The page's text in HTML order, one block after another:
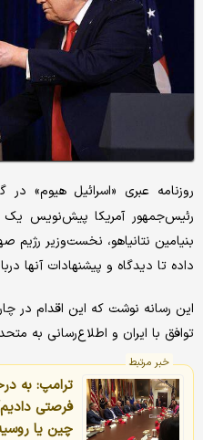
روزنامه عبری «اسرائیل هیوم»
رئیس‌جمهور آمریکا پیش‌نویس یک
بنیامین نتانیاهو، نخست‌وزیر رژیم
داده تا دیدگاه و پیشنهادات آنها
این رسانه نوشت که این اقدام در
توافق با ایران و اطلاع‌رسانی به
خبر مرتبط
ترامپ: به
فرصتی دادیم/
چین یا